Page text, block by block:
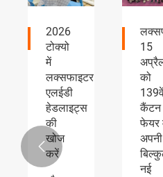
लक्सफाइटर
15
अप्रैल,2026
को
139वें
कैंटन
फेयर में
अपनी
बिल्कुल
नई
ने
शेन्ज़ेन
ऑटो
में
एलईडी
